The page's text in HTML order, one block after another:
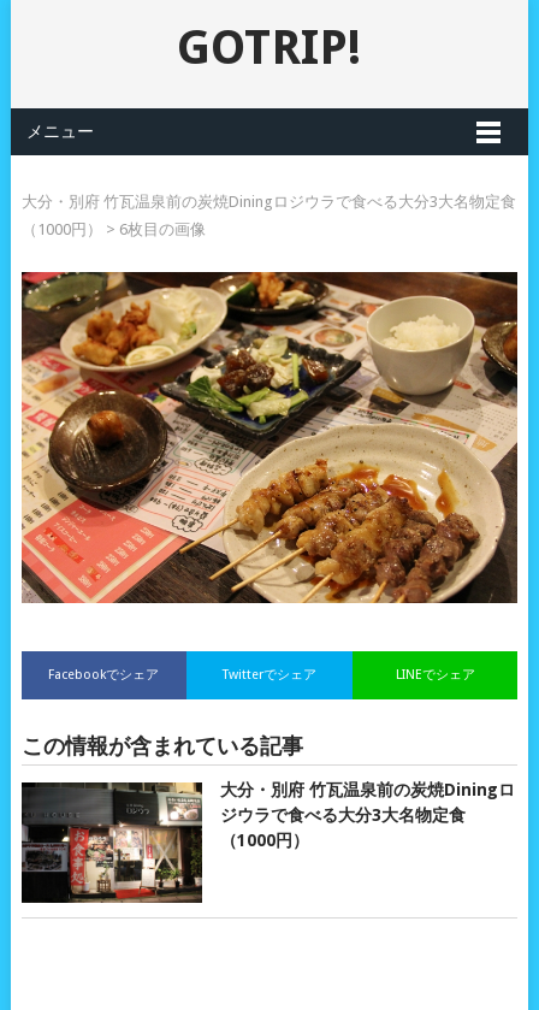
GOTRIP!
メニュー
大分・別府 竹瓦温泉前の炭焼Diningロジウラで食べる大分3大名物定食
（1000円）
> 6枚目の画像
Facebookでシェア LINEでシェア
Twitterでシェア
この情報が含まれている記事
大分・別府 竹瓦温泉前の炭焼Diningロ
ジウラで食べる大分3大名物定食
（1000円）